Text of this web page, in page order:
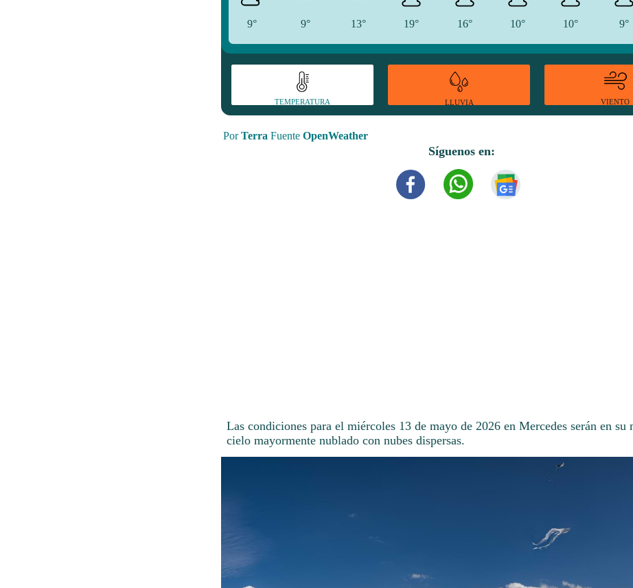
9° 9° 13° 19° 16° 10° 10° 9°
TEMPERATURA LLUVIA VIENTO
PorTerra Fuente OpenWeather
Síguenos en:
Las condiciones para el miércoles 13 de mayo de 2026 en Mercedes serán en su
cielo mayormente nublado con nubes dispersas.